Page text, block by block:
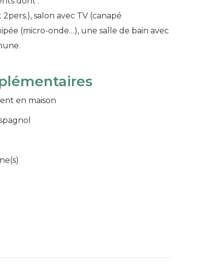
salon avec TV (canapé
(micro-onde…), une salle de bain avec
en maison